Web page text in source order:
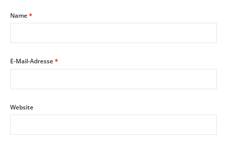
Name*
E-Mail-Adresse*
Website